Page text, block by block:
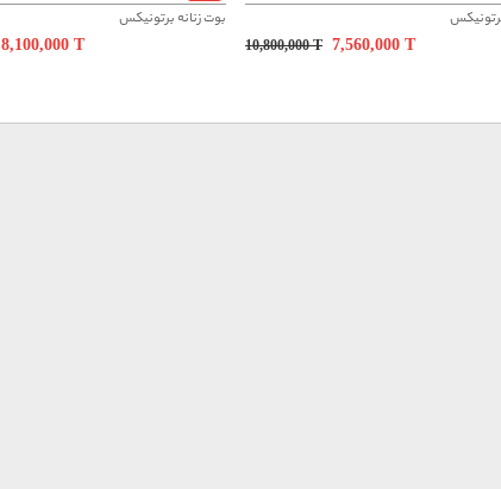
بوت زنانه برتونیکس
8,100,000 T 10,800,000T 7,560,000 T